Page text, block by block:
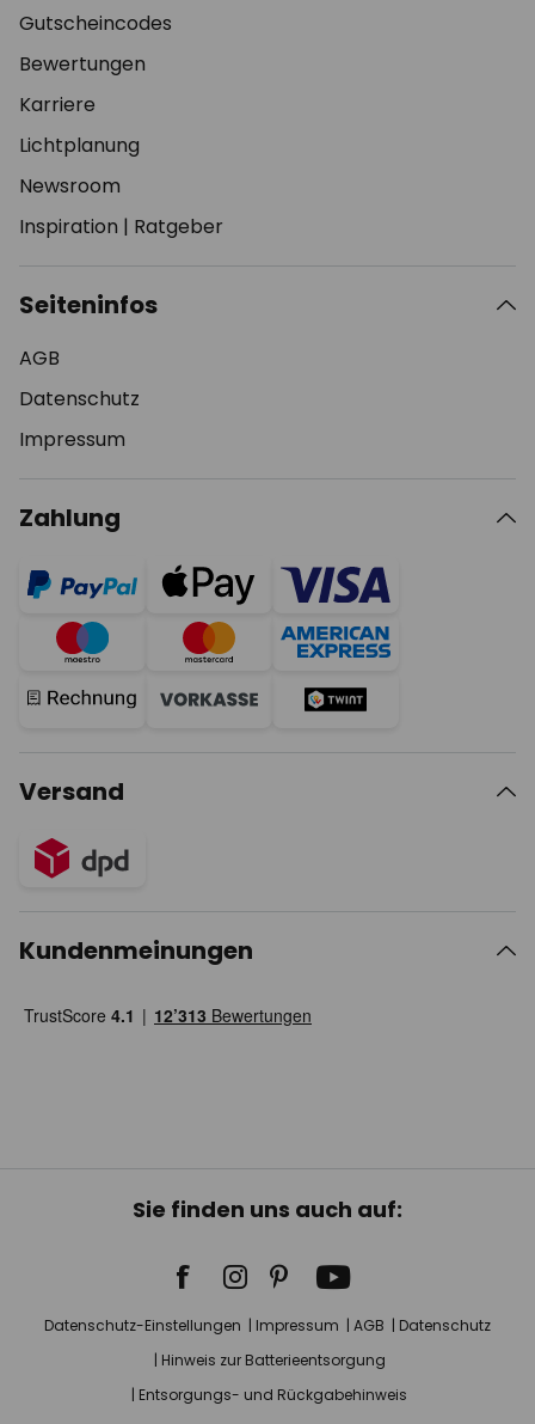
Gutscheincodes
Bewertungen
Karriere
Lichtplanung
Newsroom
Inspiration | Ratgeber
Seiteninfos
AGB
Datenschutz
Impressum
Zahlung
Versand
Kundenmeinungen
Sie finden uns auch auf:
Datenschutz-Einstellungen Impressum AGB
Datenschutz
Hinweis zur Batterieentsorgung
Entsorgungs- und Rückgabehinweis